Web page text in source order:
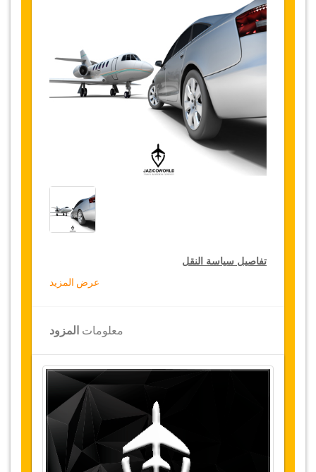
تفاصيل سياسة النقل
على النقل في جميع أنحاء تركيا ولمدة 12 شهرا،
للحصول على الخصم الخاص بك على النقل، انقر على
زر "الذهاب إلى تفاصيل الخصم" الموجود أعلاه.
التغييرات على الحجوزات قد تكون ممكنة إذا تم
الإشعار في الوقت المناسب. يرجى الاتصال بنا
للحصول على مزيد من المعلومات.
عرض المزيد
معلومات المزود